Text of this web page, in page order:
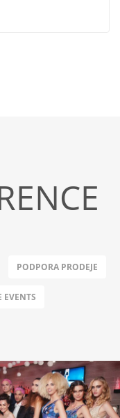
PODPORA PRODEJE
EVENTS